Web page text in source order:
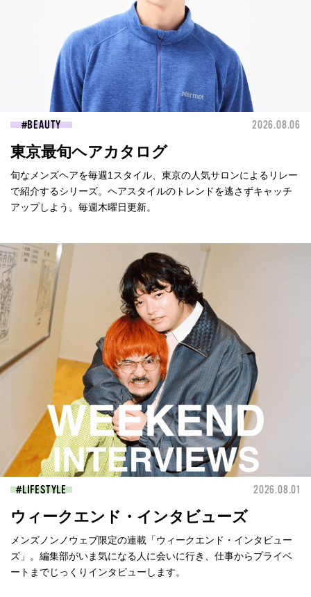
BEAUTY 2026.08.06
東京最旬ヘアカタログ
旬なメンズヘアを毎週1スタイル、東京の人気サロンによるリレー
で紹介するシリーズ。ヘアスタイルのトレンドを逃さずキャッチ
アップしよう。毎週木曜日更新。
LIFESTYLE 2026.08.01
ウィークエンド・インタビューズ
メンズノンノウェブ限定の連載「ウィークエンド・インタビュー
ズ」。編集部がいま気になる人に会いに行き、仕事からプライベ
ートまでじっくりインタビューします。